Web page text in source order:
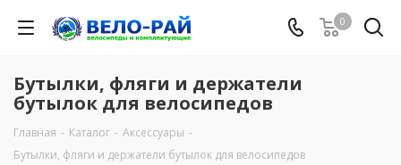
0
Бутылки, фляги и держатели
бутылок для велосипедов
Главная - Каталог - Аксессуары -
Бутылки, фляги и держатели бутылок для велосипедов